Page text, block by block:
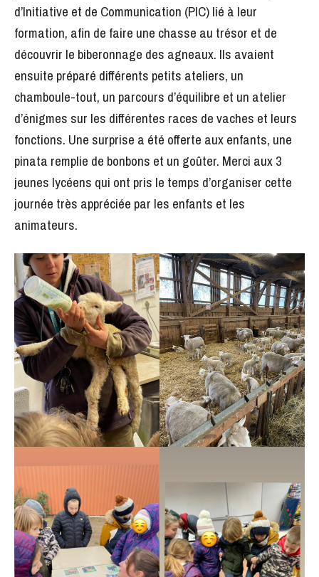
d’Initiative et de Communication (PIC) lié à leur
formation, afin de faire une chasse au trésor et de
découvrir le biberonnage des agneaux. Ils avaient
ensuite préparé différents petits ateliers, un
chamboule-tout, un parcours d’équilibre et un atelier
d’énigmes sur les différentes races de vaches et leurs
fonctions. Une surprise a été offerte aux enfants, une
pinata remplie de bonbons et un goûter. Merci aux 3
jeunes lycéens qui ont pris le temps d’organiser cette
journée très appréciée par les enfants et les
animateurs.